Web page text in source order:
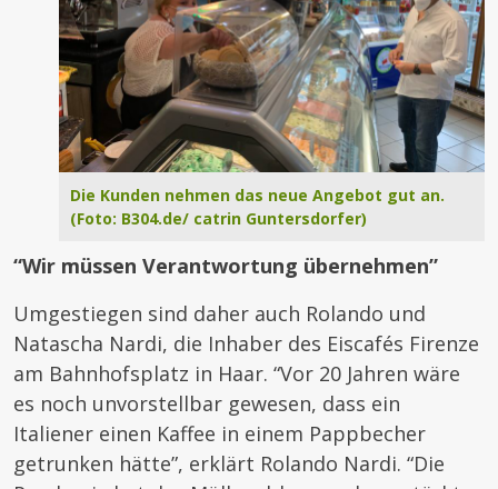
Die Kunden nehmen das neue Angebot gut an.
(Foto: B304.de/ catrin Guntersdorfer)
“Wir müssen Verantwortung übernehmen”
Umgestiegen sind daher auch Rolando und
Natascha Nardi, die Inhaber des Eiscafés Firenze
am Bahnhofsplatz in Haar. “Vor 20 Jahren wäre
es noch unvorstellbar gewesen, dass ein
Italiener einen Kaffee in einem Pappbecher
getrunken hätte”, erklärt Rolando Nardi. “Die